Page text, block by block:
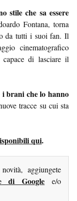
stile che sa essere
Fontana, torna
da tutti i suoi fan. Il
cinematografico
di lasciare il
i brani che lo hanno
tracce su cui sta
qui.
aggiungete
di Google e/o